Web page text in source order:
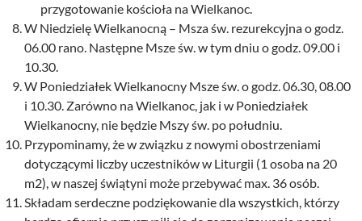
przygotowanie kościoła na Wielkanoc.
W Niedzielę Wielkanocną – Msza św. rezurekcyjna o godz.
06.00 rano. Następne Msze św. w tym dniu o godz. 09.00 i
10.30.
W Poniedziałek Wielkanocny Msze św. o godz. 06.30, 08.00
i 10.30. Zarówno na Wielkanoc, jak i w Poniedziałek
Wielkanocny, nie będzie Mszy św. po południu.
Przypominamy, że w związku z nowymi obostrzeniami
dotyczącymi liczby uczestników w Liturgii (1 osoba na 20
m2), w naszej świątyni może przebywać max. 36 osób.
Składam serdeczne podziękowanie dla wszystkich, którzy